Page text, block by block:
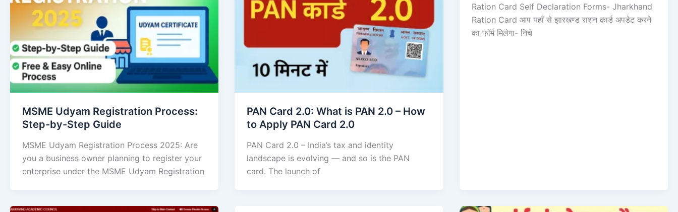
MSME Udyam Registration Process:
Step-by-Step Guide
MSME Udyam Registration Process 2025: Are
you a business owner planning to register your
enterprise under the MSME Udyam Registration
PAN Card 2.0: What is PAN 2.0 – How
to Apply PAN Card 2.0
PAN Card 2.0 – India’s tax and identity
landscape is evolving — and so is the PAN
card. The launch of
Ration Card Self Declaration Forms- Jharkhand
Ration Card आप यहाँ से झारखण्ड राशन कार्ड अपडेट करने
का फॉर्म मिलेगा- निचे